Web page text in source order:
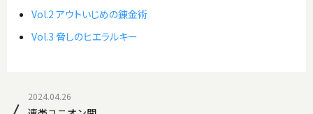
Vol.2 アウトいじめの錬金術
Vol.3 脅しのヒエラルキー
2024.04.26